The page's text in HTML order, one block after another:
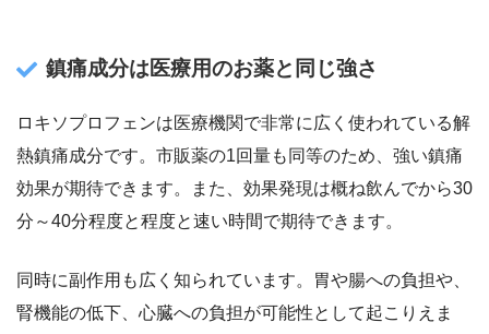
鎮痛成分は医療用のお薬と同じ強さ
ロキソプロフェンは医療機関で非常に広く使われている解
熱鎮痛成分です。市販薬の1回量も同等のため、強い鎮痛
効果が期待できます。また、効果発現は概ね飲んでから30
分～40分程度と程度と速い時間で期待できます。
同時に副作用も広く知られています。胃や腸への負担や、
腎機能の低下、心臓への負担が可能性として起こりえま